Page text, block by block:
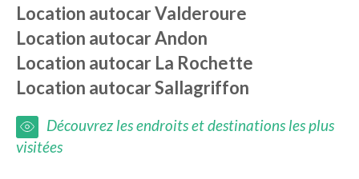
Location autocarValderoure
Location autocarAndon
Location autocar La Rochette
Location autocarSallagriffon
Découvrez les endroits et destinations les plus
visitées